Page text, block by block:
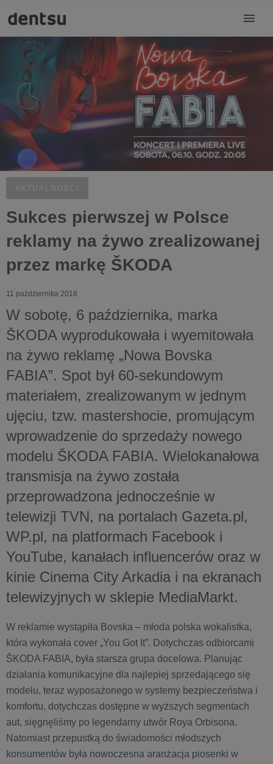
AKTUALNOŚCI
Sukces pierwszej w Polsce
reklamy na żywo zrealizowanej
przez markę ŠKODA
11 października 2018
W sobotę, 6 października, marka
ŠKODA wyprodukowała i wyemitowała
na żywo reklamę „Nowa Bovska
FABIA”. Spot był 60-sekundowym
materiałem, zrealizowanym w jednym
ujęciu, tzw. mastershocie, promującym
wprowadzenie do sprzedaży nowego
modelu ŠKODA FABIA. Wielokanałowa
transmisja na żywo została
przeprowadzona jednocześnie w
telewizji TVN, na portalach Gazeta.pl,
WP.pl, na platformach Facebook i
YouTube, kanałach influencerów oraz w
kinie Cinema City Arkadia i na ekranach
telewizyjnych w sklepie MediaMarkt.
W reklamie wystąpiła Bovska – młoda polska wokalistka,
która wykonała cover „You Got It”. Dotychczas odbiorcami
ŠKODA FABIA, była starsza grupa docelowa. Planując
działania komunikacyjne dla najlepiej sprzedającego się
modelu, teraz wyposażonego w systemy bezpieczeństwa i
komfortu, dotychczas dostępne w wyższych segmentach
aut, sięgnęliśmy po legendarny utwór Roya Orbisona.
Natomiast przepustką do świadomości młodszych
konsumentów była nowoczesna aranżacja piosenki w